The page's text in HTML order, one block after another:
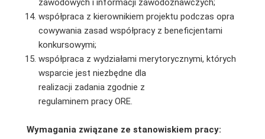
zawodowych i informacji zawodoznawczych;
współpraca z kierownikiem projektu podczas opra
cowywania zasad współpracy z beneficjentami
konkursowymi;
współpraca z wydziałami merytorycznymi, których
wsparcie jest niezbędne dla
realizacji zadania zgodnie z
regulaminem pracy ORE.
Wymagania związane ze stanowiskiem pracy: